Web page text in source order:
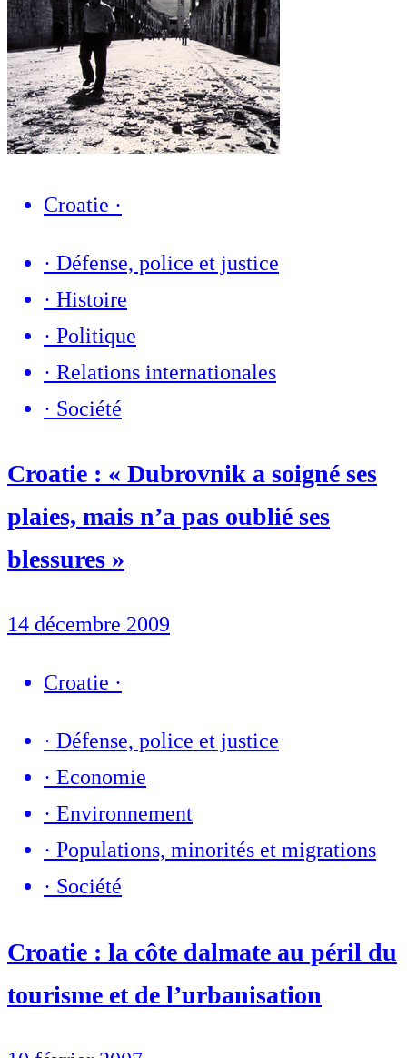
Croatie ·
· Défense, police et justice
· Histoire
· Politique
· Relations internationales
· Société
Croatie : « Dubrovnik a soigné ses
plaies, mais n’a pas oublié ses
blessures »
14 décembre 2009
Croatie ·
· Défense, police et justice
· Economie
· Environnement
· Populations, minorités et migrations
· Société
Croatie : la côte dalmate au péril du
tourisme et de l’urbanisation